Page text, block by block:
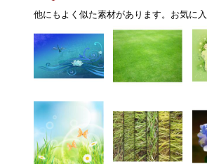
他にもよく似た素材があります。お気に